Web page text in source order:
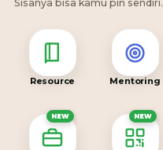
Sisanya bisa kamu pin sendiri.
Resource Mentoring
NEW NEW